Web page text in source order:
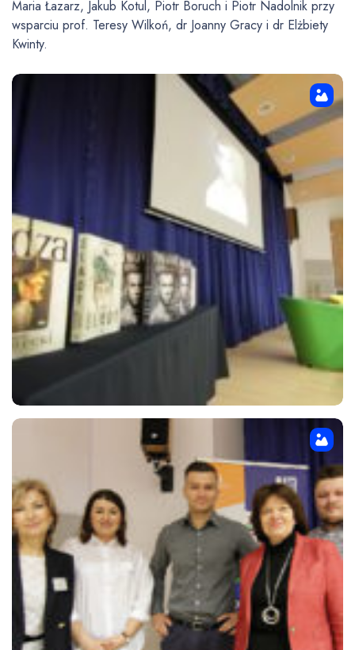
Maria Łazarz, Jakub Kotul, Piotr Boruch i Piotr Nadolnik przy
wsparciu prof. Teresy Wilkoń, dr Joanny Gracy i dr Elżbiety
Kwinty.